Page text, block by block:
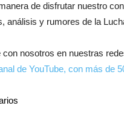
de disfrutar nuestro
análisis y rumores de la
con nosotros en nuestras
de YouTube, con más de